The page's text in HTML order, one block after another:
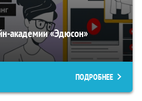
академии «Эдюсон»
ПОДРОБНЕЕ